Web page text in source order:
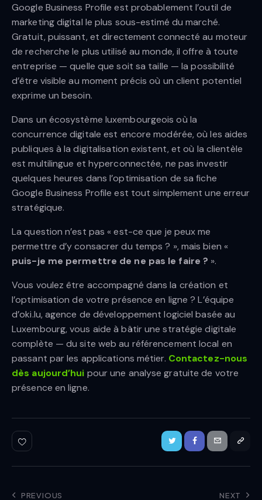
Google Business Profile est probablement l’outil de
marketing digital le plus sous-estimé du marché.
Gratuit, puissant, et directement connecté au moteur
de recherche le plus utilisé au monde, il offre à toute
entreprise — quelle que soit sa taille — la possibilité
d’être visible au moment précis où un client potentiel
exprime un besoin.
Dans un écosystème luxembourgeois où la
concurrence digitale est encore modérée, où les aides
publiques à la digitalisation existent, et où la clientèle
est multilingue et hyperconnectée, ne pas investir
quelques heures dans l’optimisation de sa fiche
Google Business Profile est tout simplement une erreur
stratégique.
La question n’est pas « est-ce que je peux me
permettre d’y consacrer du temps ? », mais bien «
puis-je me permettre de ne pas le faire ? ».
Vous voulez être accompagné dans la création et
l’optimisation de votre présence en ligne ? L’équipe
d’oki.lu, agence de développement logiciel basée au
Luxembourg, vous aide à bâtir une stratégie digitale
complète — du site web au référencement local en
passant par les applications métier. Contactez-nous
dès aujourd’hui pour une analyse gratuite de votre
présence en ligne.
PREVIOUS NEXT